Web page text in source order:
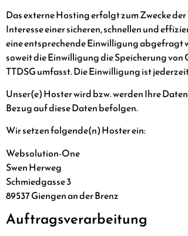
Das externe Hosting erfolgt zum Zwecke
Interesse einer sicheren, schnellen und
eine entsprechende Einwilligung abgefragt
soweit die Einwilligung die Speicherung
TTDSG umfasst. Die Einwilligung ist
Unser(e) Hoster wird bzw. werden Ihre
Bezug auf diese Daten befolgen.
Wir setzen folgende(n) Hoster ein:
Websolution-One
Swen Herweg
Schmiedgasse 3
89537 Giengen an der Brenz
Auftragsverarbeitung